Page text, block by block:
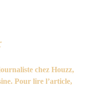
chez Houzz,
Pour lire l’article,